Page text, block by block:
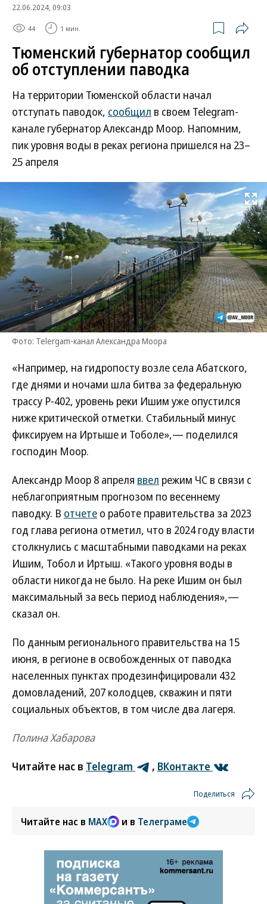
22.06.2024, 09:03
44 1 мин.
Тюменский губернатор сообщил
об отступлении паводка
На территории Тюменской области начал
отступать паводок, сообщил в своем Telegram-
канале губернатор Александр Моор. Напомним,
пик уровня воды в реках региона пришелся на 23–
25 апреля
Развернуть
Фото: Telergam-канал Александра Моора
«Например, на гидропосту возле села Абатского,
где днями и ночами шла битва за федеральную
трассу Р-402, уровень реки Ишим уже опустился
ниже критической отметки. Стабильный минус
фиксируем на Иртыше и Тоболе»,— поделился
господин Моор.
Александр Моор 8 апреля ввел режим ЧС в связи с
неблагоприятным прогнозом по весеннему
паводку. В отчете о работе правительства за 2023
год глава региона отметил, что в 2024 году власти
столкнулись с масштабными паводками на реках
Ишим, Тобол и Иртыш. «Такого уровня воды в
области никогда не было. На реке Ишим он был
максимальный за весь период наблюдения»,—
сказал он.
По данным регионального правительства на 15
июня, в регионе в освобожденных от паводка
населенных пунктах продезинфицировали 432
домовладений, 207 колодцев, скважин и пяти
социальных объектов, в том числе два лагеря.
Полина Хабарова
Читайте нас в Telegram , ВКонтакте
Поделиться
Читайте нас в MAX и в Телеграме